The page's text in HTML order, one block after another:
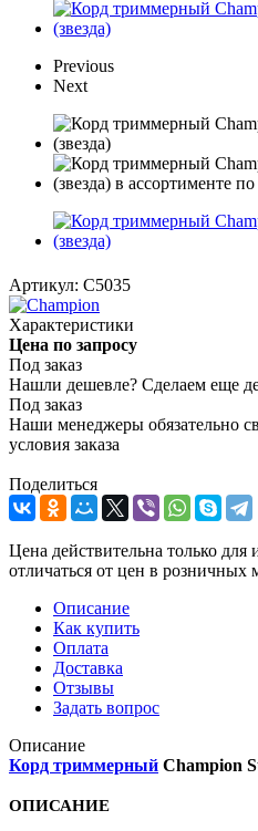
Previous
Next
Артикул: C5035
Характеристики
Цена по запросу
Под заказ
Нашли дешевле? Сделаем еще
Под заказ
Наши менеджеры обязательно
условия заказа
Поделиться
Цена действительна только
отличаться от цен в розничных
Описание
Как купить
Оплата
Доставка
Отзывы
Задать вопрос
Описание
Корд триммерный Champion
ОПИСАНИЕ